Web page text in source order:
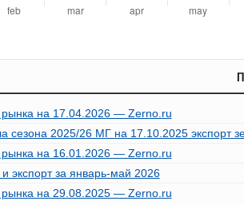
рынка на 17.04.2026 — Zerno.ru
сезона 2025/26 МГ на 17.10.2025 экспорт
рынка на 16.01.2026 — Zerno.ru
экспорт за январь-май 2026
рынка на 29.08.2025 — Zerno.ru